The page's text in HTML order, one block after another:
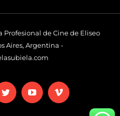
de Cine de Eliseo
Aires, Argentina -
Twitter YouTubeVimeo